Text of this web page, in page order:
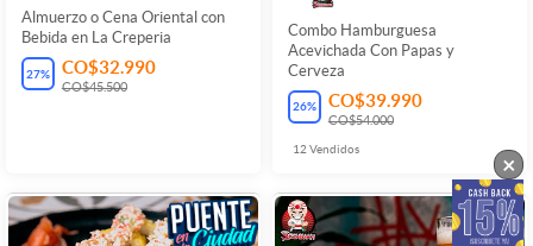
Almuerzo o Cena Oriental con
Bebida en La Creperia
27% CO$32.990
CO$45.500
Combo Hamburguesa
Acevichada Con Papas y
Cerveza
26% CO$39.990
CO$54.000
12 Vendidos
×